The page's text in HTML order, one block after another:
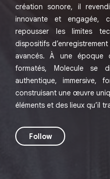
création sonore, il
innovante et engagée,
repousser les limites
dispositifs
avancés. À une époque
formatés, Molecule se
authentique, immersive,
construisant une œuvre
éléments et des lieux qu’il
Follow